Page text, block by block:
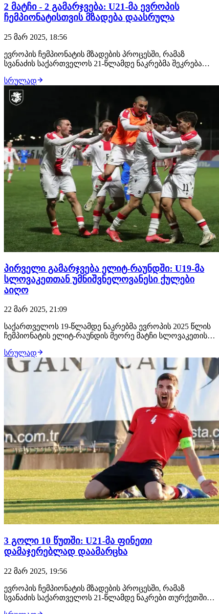
2 მატჩი - 2 გამარჯვება: U21-მა ევროპის
ჩემპიონატისთვის მზადება დაასრულა
25 მარ 2025, 18:56
ევროპის ჩემპიონატის მზადების პროცესში, რამაზ
სვანაძის საქართველოს 21-წლამდე ნაკრებმა შეკრება
ჩვენმა გუნდმა პირველი შეხვედრა ასევე ევროპის
ჩემპიონატის მონაწილე ნაკრების, ფინეთის წინააღმდეგ
ჩაატარა და ანგარიშით - 2-4 გაიმარჯვა, ხოლო მე…
სრულად
პირველი გამარჯვება ელიტ-რაუნდში: U19-მა
სლოვაკეთთან უმნიშვნელოვანესი ქულები
აიღო
22 მარ 2025, 21:09
საქართველოს 19-წლამდე ნაკრებმა ევროპის 2025 წლის
ჩემპიონატის ელიტ-რაუნდის მეორე მატჩი სლოვაკეთის
მოიპოვა. შეხვედრაში, რომელიც მესხი 2-ზე შედგა, 2
გოლი გავიდა: 67-ე წუთზე საბა ხარებაშვილის მიერ
კუთხურიდან ჩაწოდებას გიორგი ნიკოლაიშვილმ…
სრულად
3 გოლი 10 წუთში: U21-მა ფინეთი
დამაჯერებლად დაამარცხა
22 მარ 2025, 19:56
ევროპის ჩემპიონატის მზადების პროცესში, რამაზ
სვანაძის საქართველოს 21-წლამდე ნაკრები თურქეთშია